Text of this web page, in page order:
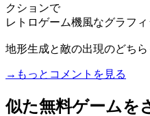
クションで
レトロゲーム機風なグラフ
地形生成と敵の出現のどち
→もっとコメントを見る
似た無料ゲームを